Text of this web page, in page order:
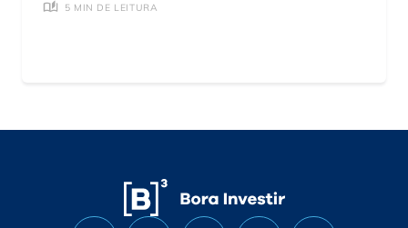
5 MIN DE LEITURA